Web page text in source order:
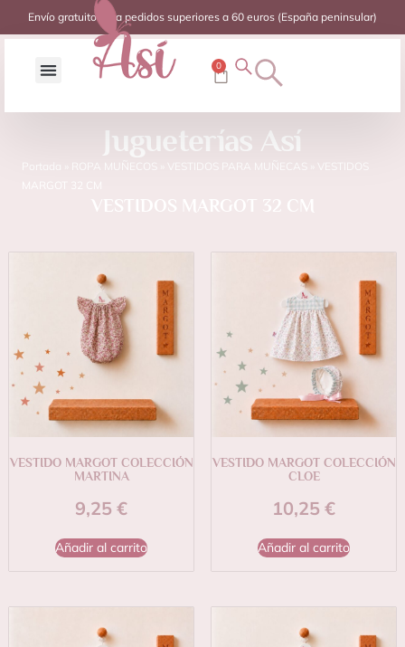
Envío gratuito para pedidos superiores a 60 euros (España peninsular)
0
Jugueterías Así
Portada ROPA MUÑECOS VESTIDOS PARA MUÑECAS
VESTIDOS
VESTIDO MARGOT COLECCIÓN
MARTINA
9,25 €
Añadir al carrito
VESTIDO MARGOT COLECCIÓN
CLOE
10,25 €
Añadir al carrito